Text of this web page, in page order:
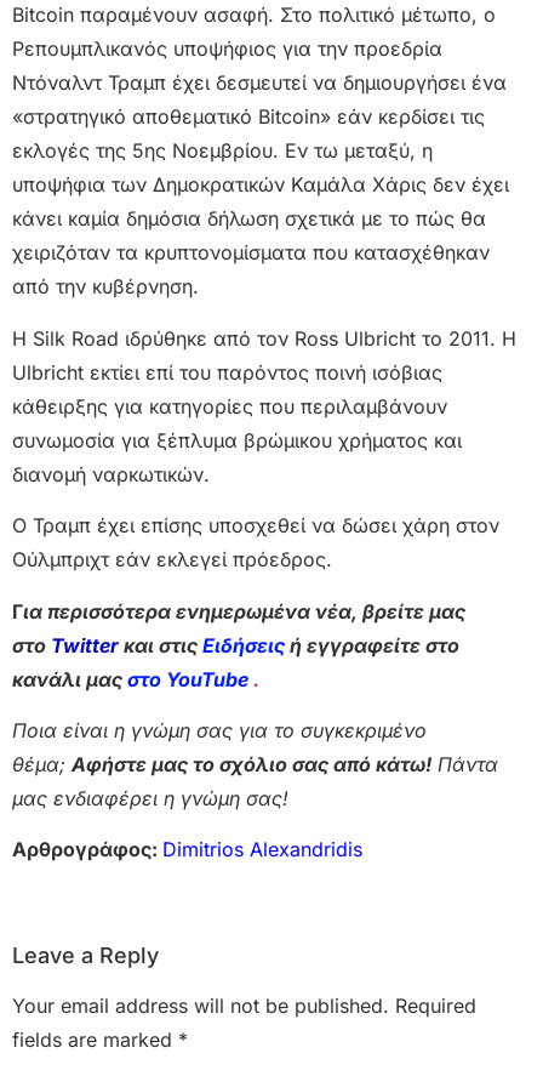
Bitcoin παραμένουν ασαφή. Στο πολιτικό μέτωπο, ο
Ρεπουμπλικανός υποψήφιος για την προεδρία
Ντόναλντ Τραμπ έχει δεσμευτεί να δημιουργήσει ένα
«στρατηγικό αποθεματικό Bitcoin» εάν κερδίσει τις
εκλογές της 5ης Νοεμβρίου. Εν τω μεταξύ, η
υποψήφια των Δημοκρατικών Καμάλα Χάρις δεν έχει
κάνει καμία δημόσια δήλωση σχετικά με το πώς θα
χειριζόταν τα κρυπτονομίσματα που κατασχέθηκαν
από την κυβέρνηση.
Η Silk Road ιδρύθηκε από τον Ross Ulbricht το 2011. Η
Ulbricht εκτίει επί του παρόντος ποινή ισόβιας
κάθειρξης για κατηγορίες που περιλαμβάνουν
συνωμοσία για ξέπλυμα βρώμικου χρήματος και
διανομή ναρκωτικών.
Ο Τραμπ έχει επίσης υποσχεθεί να δώσει χάρη στον
Ούλμπριχτ εάν εκλεγεί πρόεδρος.
Για περισσότερα ενημερωμένα νέα, βρείτε μας
στο Twitter και στις Ειδήσεις ή εγγραφείτε στο
κανάλι μας στο YouTube .
Ποια είναι η γνώμη σας για το συγκεκριμένο
θέμα;Αφήστε μας το σχόλιο σας από κάτω! Πάντα
μας ενδιαφέρει η γνώμη σας!
Αρθρογράφος: Dimitrios Alexandridis
Leave a Reply
Your email address will not be published. Required
fields are marked *